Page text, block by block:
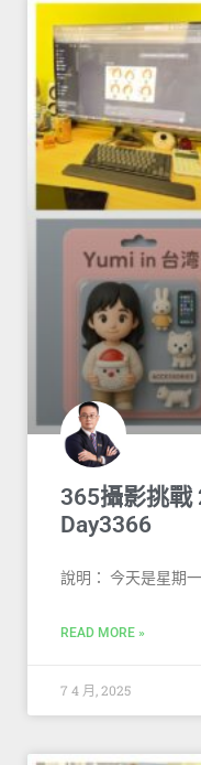
365攝影挑戰
Day3366
說明： 今天是星期
READ MORE »
7 4 月, 2025